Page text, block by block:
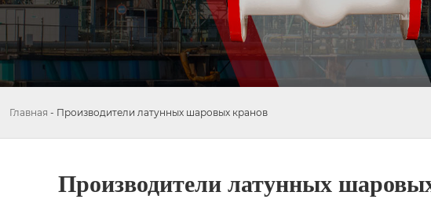
Главная - Производители латунных шаровых кранов
Производители латунных